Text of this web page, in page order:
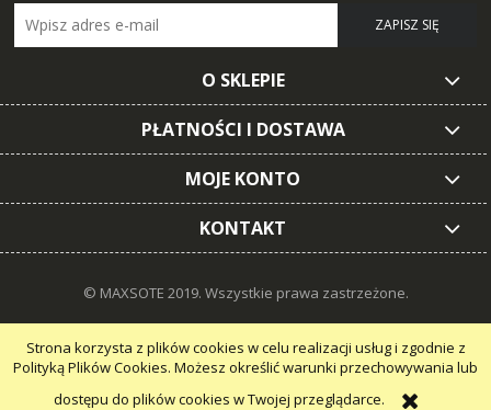
Strona korzysta z plików cookies w celu realizacji usług i zgodnie z
Polityką Plików Cookies. Możesz określić warunki przechowywania lub
dostępu do plików cookies w Twojej przeglądarce.
ZAPISZ SIĘ
O SKLEPIE
PŁATNOŚCI I DOSTAWA
MOJE KONTO
KONTAKT
© MAXSOTE 2019. Wszystkie prawa zastrzeżone.